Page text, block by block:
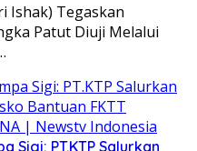
Ishak) Tegaskan
Patut Diuji Melalui
Sigi: PT.KTP Salurkan